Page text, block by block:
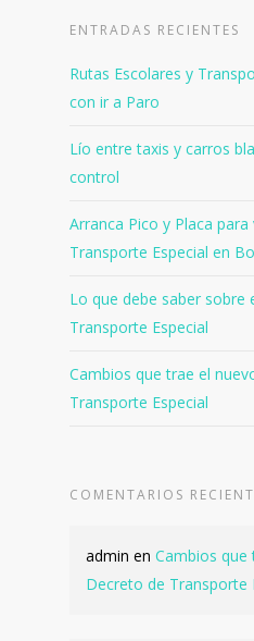
ENTRADAS RECIENTES
Rutas Escolares y
con ir a Paro
Lío entre taxis y carros
control
Arranca Pico y Placa para
Transporte Especial en
Lo que debe saber sobre
Transporte Especial
Cambios que trae el
Transporte Especial
COMENTARIOS
admin en Cambios que
Decreto de Transporte